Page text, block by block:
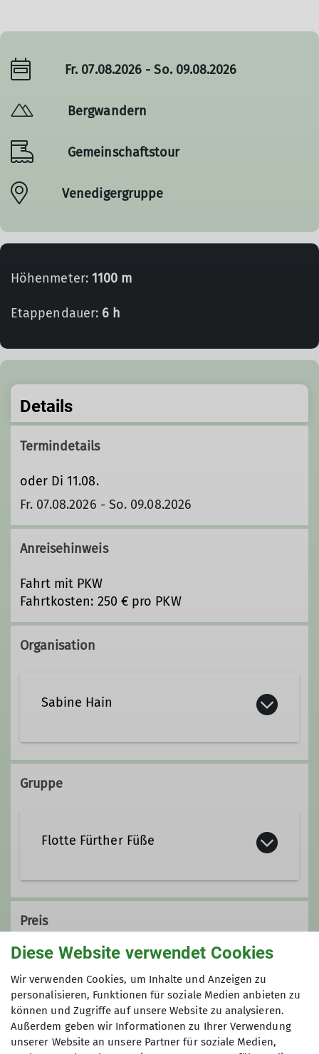
Fr. 07.08.2026 - So. 09.08.2026
Bergwandern
Gemeinschaftstour
Venedigergruppe
Höhenmeter: 1100 m
Etappendauer: 6 h
Details
Termindetails
oder Di 11.08.
Fr. 07.08.2026 - So. 09.08.2026
Anreisehinweis
Fahrt mit PKW
Fahrtkosten: 250 € pro PKW
Organisation
Sabine Hain
0178 8639484
Gruppe
Flotte Fürther Füße
DieFlottenFürtherFüße.
über 10 Jahre alt und wir haben mehr
als 100 Mitglieder. Wir sind dieFlotten
20-30 km in flottem Tempo, außerdem
gute Laune sowie Schuhe rund um
unsere Füße und zweckmäßige
Kleidung haben und aus Fürth
Preis
Fahrtkosten: 250 € pro PKW + Parkkosten und
Pickerl
Maximale Teilnehmeranzahl
Diese Website verwendet Cookies
Wir verwenden Cookies, um Inhalte und Anzeigen zu
personalisieren, Funktionen für soziale Medien anbieten zu
können und Zugriffe auf unsere Website zu analysieren.
Außerdem geben wir Informationen zu Ihrer Verwendung
unserer Website an unsere Partner für soziale Medien,